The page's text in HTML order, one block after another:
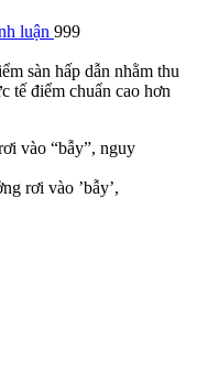
luận 999
sàn hấp dẫn nhằm thu
tế điểm chuẩn cao hơn
rơi vào ’bẫy’,